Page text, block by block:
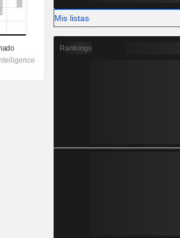
Mis listas
Rankings